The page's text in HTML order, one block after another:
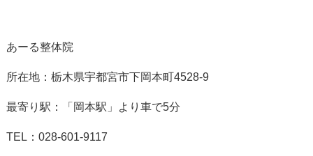
あーる整体院
所在地：栃木県宇都宮市下岡本町4528-9
最寄り駅：「岡本駅」より車で5分
TEL：028-601-9117